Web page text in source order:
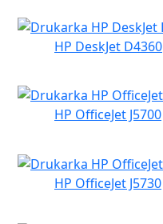
HP DeskJet D4360
HP OfficeJet J5700
HP OfficeJet J5730